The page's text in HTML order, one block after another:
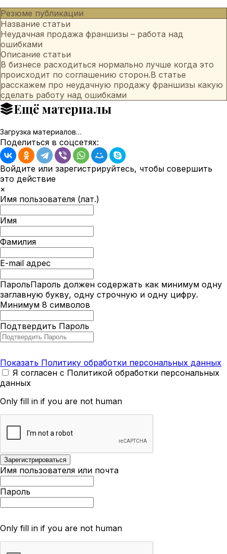
Резюме публикации
Название статьи
Неудачная продажа франшизы – работа над
ошибками
Описание статьи
В бизнесе расходиться нормально лучше когда это
происходит по соглашению сторон.В статье
расскажем про неудачную продажу франшизы какую
сделать работу над ошибками
Ещё материалы
Загрузка материалов…
Поделиться в соцсетях:
Войдите или зарегистрируйтесь, чтобы совершить
это действие
×
Имя пользователя (лат.)
Имя
Фамилия
E-mail адрес
ПарольПароль должен содержать как минимум одну
заглавную букву, одну строчную и одну цифру.
Минимум 8 символов
Подтвердить Пароль
Показать Политику обработки персональных данных
Я согласен с Политикой обработки персональных
данных
Only fill in if you are not human
Имя пользователя или почта
Пароль
Only fill in if you are not human